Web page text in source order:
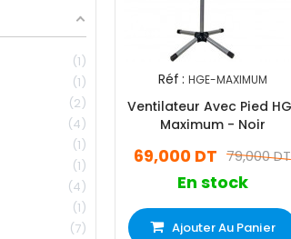
1
1
2
4
1
1
4
1
7
Réf : HGE-MAXIMUM
Ventilateur Avec Pied
Maximum - Noir
79,000 DT
69,000 DT
En stock
Ajouter Au Panier